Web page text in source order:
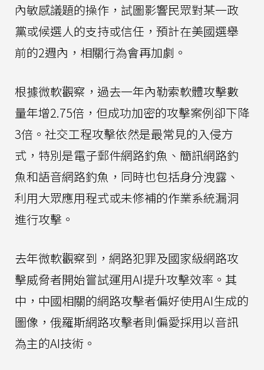
內敏感議題的操作，試圖影響民眾對某一政
黨或候選人的支持或信任，預計在美國選舉
前的2週內，相關行為會再加劇。
根據微軟觀察，過去一年內勒索軟體攻擊數
量年增2.75倍，但成功加密的攻擊案例卻下降
3倍。社交工程攻擊依然是最常見的入侵方
式，特別是電子郵件網路釣魚、簡訊網路釣
魚和語音網路釣魚，同時也包括身分洩露、
利用大眾應用程式或未修補的作業系統漏洞
進行攻擊。
去年微軟觀察到，網路犯罪及國家級網路攻
擊威脅者開始嘗試運用AI提升攻擊效率。其
中，中國相關的網路攻擊者偏好使用AI生成的
圖像，俄羅斯網路攻擊者則偏愛採用以音訊
為主的AI技術。